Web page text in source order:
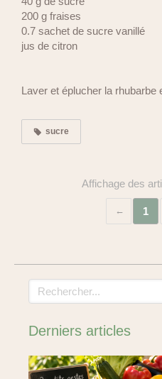
200 g fraises
0.7 sachet de sucre vanillé
jus de citron
Laver et éplucher la rhubarbe
sucre
Affichage des
1
Rechercher
Derniers articles